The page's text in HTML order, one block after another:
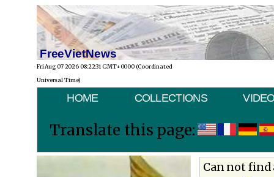
FreeVietNews
Fri Aug 07 2026 08:22:31 GMT+0000 (Coordinated
Universal Time)
HOME COLLECTIONS
Translate this page:
Can not